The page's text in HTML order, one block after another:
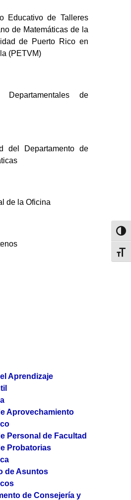
Educativo de Talleres
de Matemáticas de la
de Puerto Rico en
(PETVM)
Departamentales de
del Departamento de
de la Oficina
Aprendizaje
Aprovechamiento
Personal de Facultad
Probatorias
de Asuntos
de Consejería y